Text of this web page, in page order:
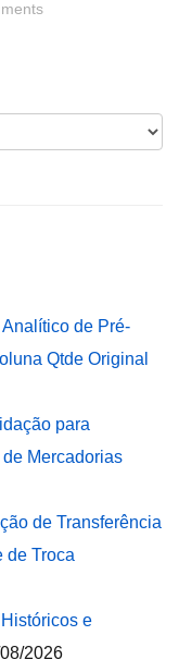
de Pré-
Qtde Original
para
Mercadorias
de Transferência
de Troca
e
2026